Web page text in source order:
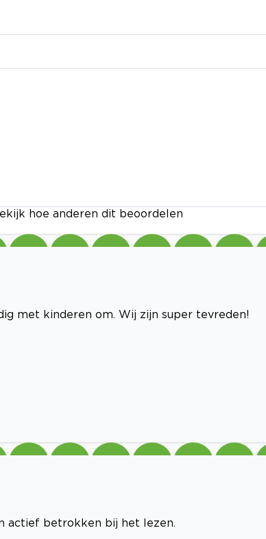
hoe anderen dit beoordelen
met kinderen om. Wij zijn super tevreden!
actief betrokken bij het lezen.